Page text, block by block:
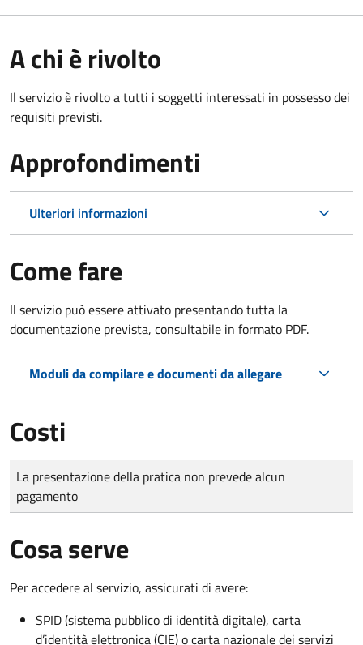
A chi è rivolto
Il servizio è rivolto a tutti i soggetti interessati in possesso dei
requisiti previsti.
Approfondimenti
Ulteriori informazioni
Come fare
Il servizio può essere attivato presentando tutta la
documentazione prevista, consultabile in formato PDF.
Moduli da compilare e documenti da allegare
Costi
Tipo di pagamento
Importo
La presentazione della pratica non prevede alcun
pagamento
Cosa serve
Per accedere al servizio, assicurati di avere:
SPID (sistema pubblico di identità digitale), carta
d’identità elettronica (CIE) o carta nazionale dei servizi